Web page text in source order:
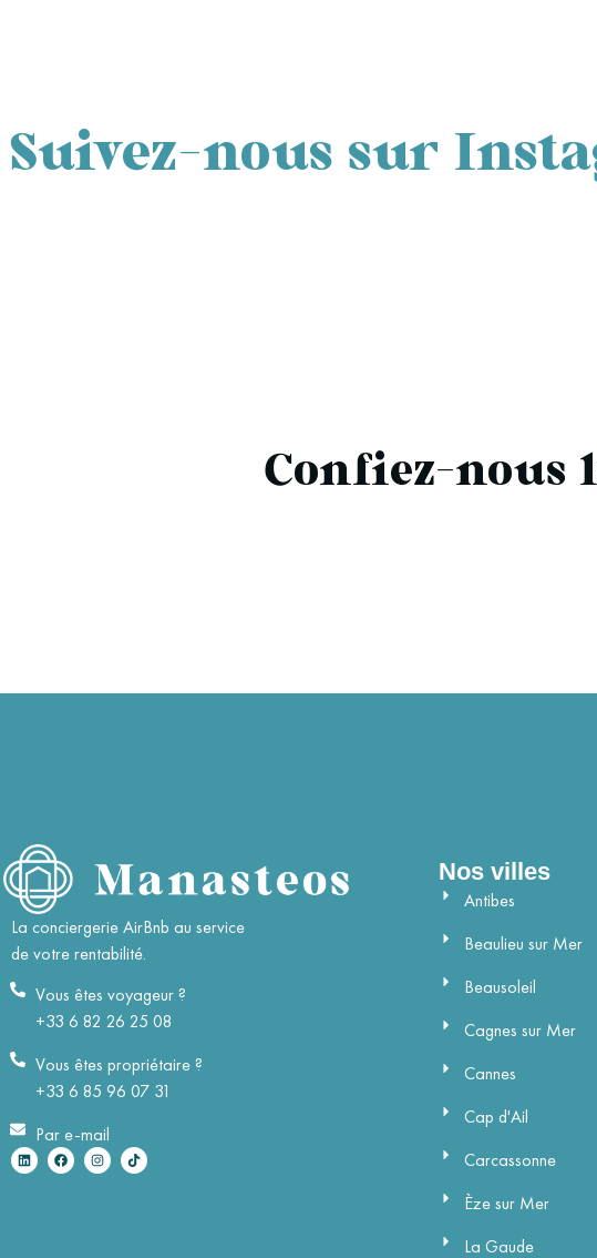
Suivez-nous sur
Confiez-nous
La conciergerie AirBnb au service
de votre rentabilité.
Vous êtes voyageur ?
+33 6 82 26 25 08
Vous êtes propriétaire ?
+33 6 85 96 07 31
Par e-mail
Nos villes
Antibes
Beaulieu sur Mer
Beausoleil
Cagnes sur Mer
Cannes
Cap d'Ail
Carcassonne
Èze sur Mer
La Gaude